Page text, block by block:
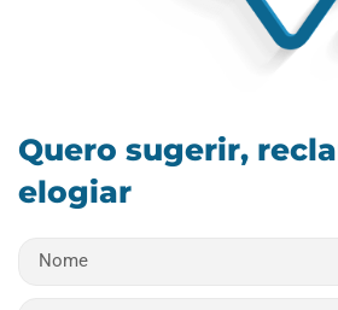
Quero sugerir,
elogiar